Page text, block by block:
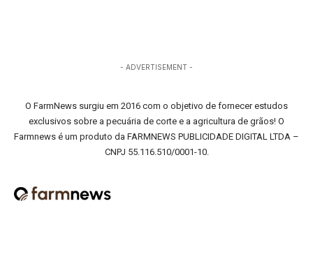
- ADVERTISEMENT -
O FarmNews surgiu em 2016 com o objetivo de fornecer estudos
exclusivos sobre a pecuária de corte e a agricultura de grãos! O
Farmnews é um produto da FARMNEWS PUBLICIDADE DIGITAL LTDA –
CNPJ 55.116.510/0001-10.